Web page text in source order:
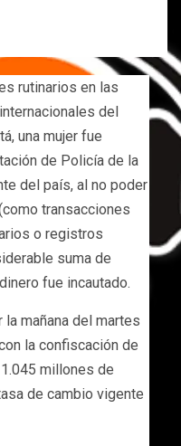
rutinarios en las
del
una mujer fue
de Policía de la
del país, al no poder
transacciones
o registros
suma de
fue incautado.
mañana del martes
la confiscación de
millones de
de cambio vigente